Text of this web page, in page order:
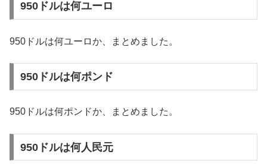
950ドルは何ユーロ
950ドルは何ユーロか、まとめました。
950ドルは何ポンド
950ドルは何ポンドか、まとめました。
950ドルは何人民元